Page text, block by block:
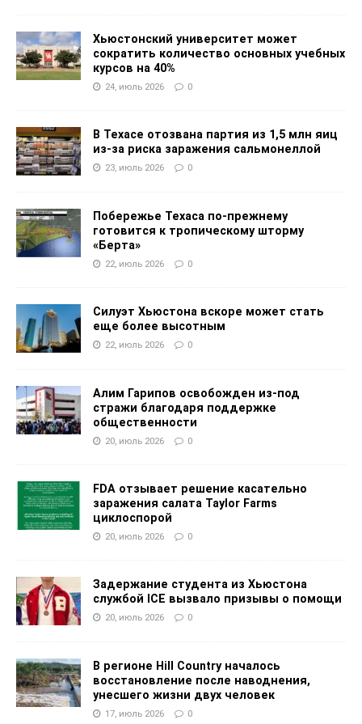
Хьюстонский университет может
сократить количество основных учебных
курсов на 40%
24, июль 2026 0
В Техасе отозвана партия из 1,5 млн яиц
из-за риска заражения сальмонеллой
23, июль 2026 0
Побережье Техаса по-прежнему
готовится к тропическому шторму
«Берта»
22, июль 2026 0
Силуэт Хьюстона вскоре может стать
еще более высотным
22, июль 2026 0
Алим Гарипов освобожден из-под
стражи благодаря поддержке
общественности
20, июль 2026 0
FDA отзывает решение касательно
заражения салата Taylor Farms
циклоспорой
20, июль 2026 0
Задержание студента из Хьюстона
службой ICE вызвало призывы о помощи
20, июль 2026 0
В регионе Hill Country началось
восстановление после наводнения,
унесшего жизни двух человек
17, июль 2026 0